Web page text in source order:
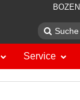
BOZEN
Service